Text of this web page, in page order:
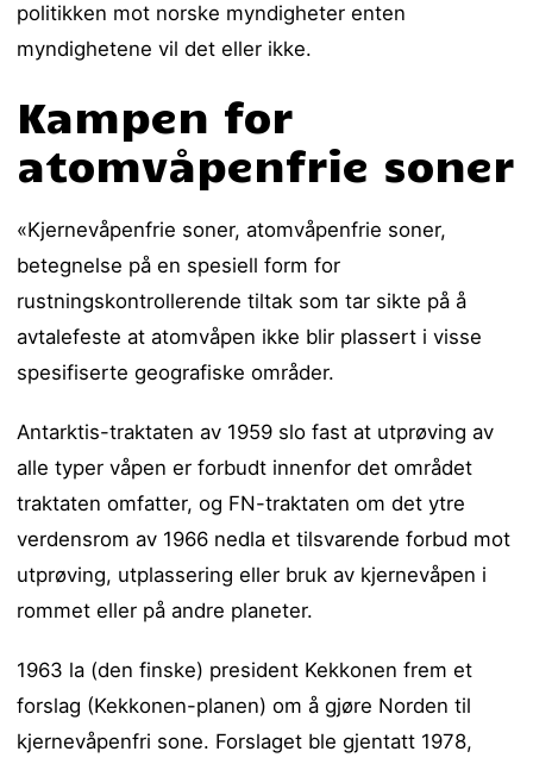
politikken mot norske myndigheter enten
myndighetene vil det eller ikke.
Kampen for
atomvåpenfrie soner
«Kjernevåpenfrie soner, atomvåpenfrie soner,
betegnelse på en spesiell form for
rustningskontrollerende tiltak som tar sikte på å
avtalefeste at atomvåpen ikke blir plassert i visse
spesifiserte geografiske områder.
Antarktis-traktaten av 1959 slo fast at utprøving av
alle typer våpen er forbudt innenfor det området
traktaten omfatter, og FN-traktaten om det ytre
verdensrom av 1966 nedla et tilsvarende forbud mot
utprøving, utplassering eller bruk av kjernevåpen i
rommet eller på andre planeter.
1963 la (den finske) president Kekkonen frem et
forslag (Kekkonen-planen) om å gjøre Norden til
kjernevåpenfri sone. Forslaget ble gjentatt 1978,